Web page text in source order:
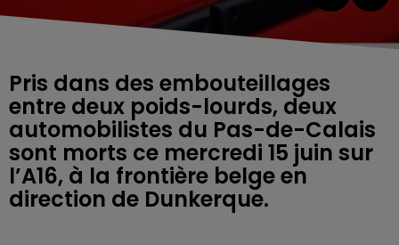
Pris dans des embouteillages
entre deux poids-lourds, deux
automobilistes du Pas-de-Calais
sont morts ce mercredi 15 juin sur
l’A16, à la frontière belge en
direction de Dunkerque.